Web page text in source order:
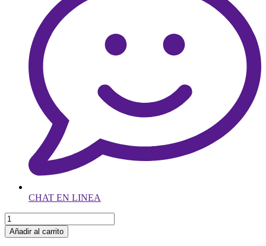
CHAT EN LINEA
Añadir al carrito